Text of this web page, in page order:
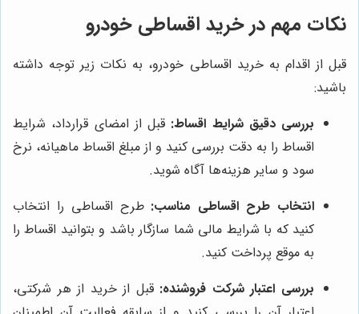
نکات مهم در خرید اقساطی خودرو
قبل از اقدام به خرید اقساطی خودرو، به نکات زیر توجه داشته
باشید:
بررسی دقیق شرایط اقساط: قبل از امضای قرارداد، شرایط
اقساط را به دقت بررسی کنید و از مبلغ اقساط ماهیانه، نرخ
سود و سایر هزینه‌ها آگاه شوید.
انتخاب طرح اقساطی مناسب: طرح اقساطی را انتخاب
کنید که با شرایط مالی شما سازگار باشد و بتوانید اقساط را
به موقع پرداخت کنید.
بررسی اعتبار شرکت فروشنده: قبل از خرید از هر شرکتی،